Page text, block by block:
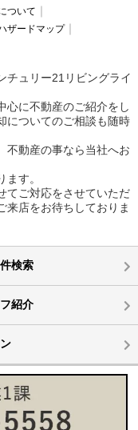
ついて
ザードマップ
チュリー21リビングライ
心に不動産のご紹介をし
についてのご相談も随時
不動産の事なら当社へお
す。
てご対応をさせていただ
来店をお待ちしておりま
検索
紹介